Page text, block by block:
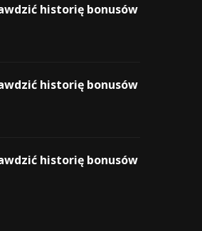
historię bonusów
historię bonusów
historię bonusów